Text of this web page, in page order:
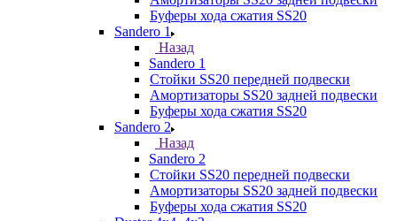
Буферы хода сжатия SS20
Sandero 1
Назад
Sandero 1
Стойки SS20 передней подвески
Амортизаторы SS20 задней подвески
Буферы хода сжатия SS20
Sandero 2
Назад
Sandero 2
Стойки SS20 передней подвески
Амортизаторы SS20 задней подвески
Буферы хода сжатия SS20